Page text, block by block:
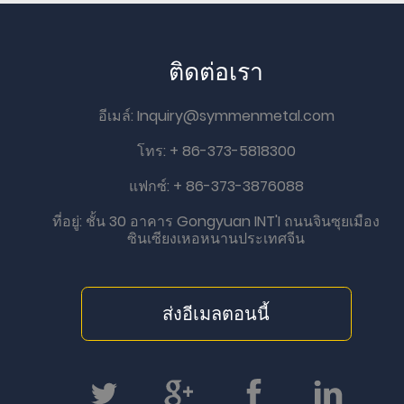
ติดต่อเรา
อีเมล์: Inquiry@symmenmetal.com
โทร: + 86-373-5818300
แฟกซ์: + 86-373-3876088
ที่อยู่: ชั้น 30 อาคาร Gongyuan INT'I ถนนจินซุยเมือง
ซินเซียงเหอหนานประเทศจีน
ส่งอีเมลตอนนี้